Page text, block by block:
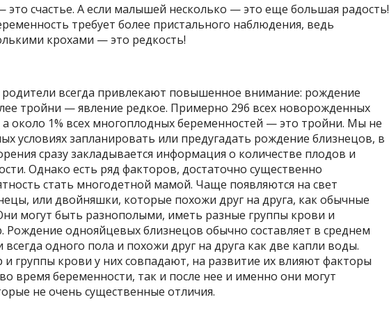
счастье. А если малышей несколько — это еще большая радость!
требует более пристального наблюдения, ведь
крохами — это редкость!
всегда привлекают повышенное внимание: рождение
тройни — явление редкое. Примерно 296 всех новорожденных
около 1% всех многоплодных беременностей — это тройни. Мы не
условиях запланировать или предугадать рождение близнецов, в
сразу закладывается информация о количестве плодов и
Однако есть ряд факторов, достаточно существенно
стать многодетной мамой. Чаще появляются на свет
или двойняшки, которые похожи друг на друга, как обычные
могут быть разнополыми, иметь разные группы крови и
однояйцевых близнецов обычно составляет в среднем
всегда одного пола и похожи друг на друга как две капли воды.
группы крови у них совпадают, на развитие их влияют факторы
время беременности, так и после нее и именно они могут
не очень существенные отличия.